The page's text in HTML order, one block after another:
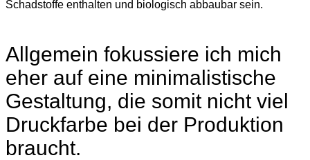
Schadstoffe enthalten und biologisch abbaubar sein.
Allgemein fokussiere ich mich
eher auf eine minimalistische
Gestaltung, die somit nicht viel
Druckfarbe bei der Produktion
braucht.